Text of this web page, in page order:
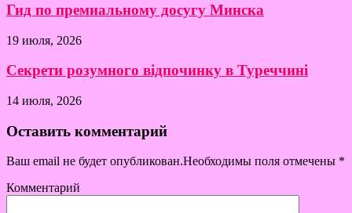
Гид по премиальному досугу Минска
19 июля, 2026
Секрети розумного відпочинку в Туреччині
14 июля, 2026
Оставить комментарий
Ваш email не будет опубликован.Необходимы поля отмечены *
Комментарий